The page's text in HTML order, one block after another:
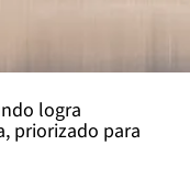
logra
priorizado para